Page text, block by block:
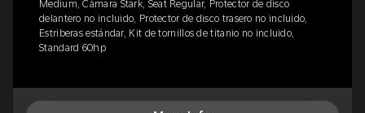
Medium, Cámara Stark, Seat Regular, Protector de disco
delantero no incluido, Protector de disco trasero no incluido,
Estriberas estándar, Kit de tornillos de titanio no incluido,
Standard 60hp